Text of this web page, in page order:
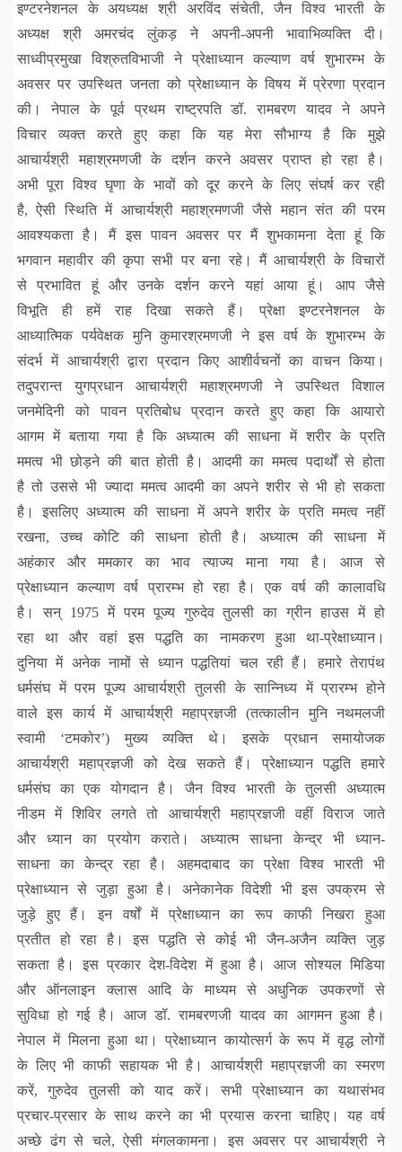
इण्टरनेशनल के अयध्यक्ष श्री अरविंद संचेती, जैन विश्व भारती के
अध्यक्ष श्री अमरचंद लुंकड़ ने अपनी-अपनी भावाभिव्यक्ति दी।
साध्वीप्रमुखा विश्रुतविभाजी ने प्रेक्षाध्यान कल्याण वर्ष शुभारम्भ के
अवसर पर उपस्थित जनता को प्रेक्षाध्यान के विषय में प्रेरणा प्रदान
की। नेपाल के पूर्व प्रथम राष्ट्रपति डॉ. रामबरण यादव ने अपने
विचार व्यक्त करते हुए कहा कि यह मेरा सौभाग्य है कि मुझे
आचार्यश्री महाश्रमणजी के दर्शन करने अवसर प्राप्त हो रहा है।
अभी पूरा विश्व घृणा के भावों को दूर करने के लिए संघर्ष कर रही
है, ऐसी स्थिति में आचार्यश्री महाश्रमणजी जैसे महान संत की परम
आवश्यकता है। मैं इस पावन अवसर पर मैं शुभकामना देता हूं कि
भगवान महावीर की कृपा सभी पर बना रहे। मैं आचार्यश्री के विचारों
से प्रभावित हूं और उनके दर्शन करने यहां आया हूं। आप जैसे
विभूति ही हमें राह दिखा सकते हैं। प्रेक्षा इण्टरनेशनल के
आध्यात्मिक पर्यवेक्षक मुनि कुमारश्रमणजी ने इस वर्ष के शुभारम्भ के
संदर्भ में आचार्यश्री द्वारा प्रदान किए आशीर्वचनों का वाचन किया।
तदुपरान्त युगप्रधान आचार्यश्री महाश्रमणजी ने उपस्थित विशाल
जनमेदिनी को पावन प्रतिबोध प्रदान करते हुए कहा कि आयारो
आगम में बताया गया है कि अध्यात्म की साधना में शरीर के प्रति
ममत्व भी छोड़ने की बात होती है। आदमी का ममत्व पदार्थों से होता
है तो उससे भी ज्यादा ममत्व आदमी का अपने शरीर से भी हो सकता
है। इसलिए अध्यात्म की साधना में अपने शरीर के प्रति ममत्व नहीं
रखना, उच्च कोटि की साधना होती है। अध्यात्म की साधना में
अहंकार और ममकार का भाव त्याज्य माना गया है। आज से
प्रेक्षाध्यान कल्याण वर्ष प्रारम्भ हो रहा है। एक वर्ष की कालावधि
है। सन् 1975 में परम पूज्य गुरुदेव तुलसी का ग्रीन हाउस में हो
रहा था और वहां इस पद्धति का नामकरण हुआ था-प्रेक्षाध्यान।
दुनिया में अनेक नामों से ध्यान पद्धतियां चल रही हैं। हमारे तेरापंथ
धर्मसंघ में परम पूज्य आचार्यश्री तुलसी के सान्निध्य में प्रारम्भ होने
वाले इस कार्य में आचार्यश्री महाप्रज्ञजी (तत्कालीन मुनि नथमलजी
स्वामी ‘टमकोर’) मुख्य व्यक्ति थे। इसके प्रधान समायोजक
आचार्यश्री महाप्रज्ञजी को देख सकते हैं। प्रेक्षाध्यान पद्धति हमारे
धर्मसंघ का एक योगदान है। जैन विश्व भारती के तुलसी अध्यात्म
नीडम में शिविर लगते तो आचार्यश्री महाप्रज्ञजी वहीं विराज जाते
और ध्यान का प्रयोग कराते। अध्यात्म साधना केन्द्र भी ध्यान-
साधना का केन्द्र रहा है। अहमदाबाद का प्रेक्षा विश्व भारती भी
प्रेक्षाध्यान से जुड़ा हुआ है। अनेकानेक विदेशी भी इस उपक्रम से
जुड़े हुए हैं। इन वर्षों में प्रेक्षाध्यान का रूप काफी निखरा हुआ
प्रतीत हो रहा है। इस पद्धति से कोई भी जैन-अजैन व्यक्ति जुड़
सकता है। इस प्रकार देश-विदेश में हुआ है। आज सोश्यल मिडिया
और ऑनलाइन क्लास आदि के माध्यम से अधुनिक उपकरणों से
सुविधा हो गई है। आज डॉ. रामबरणजी यादव का आगमन हुआ है।
नेपाल में मिलना हुआ था। प्रेक्षाध्यान कायोत्सर्ग के रूप में वृद्ध लोगों
के लिए भी काफी सहायक भी है। आचार्यश्री महाप्रज्ञजी का स्मरण
करें, गुरुदेव तुलसी को याद करें। सभी प्रेक्षाध्यान का यथासंभव
प्रचार-प्रसार के साथ करने का भी प्रयास करना चाहिए। यह वर्ष
अच्छे ढंग से चले, ऐसी मंगलकामना। इस अवसर पर आचार्यश्री ने